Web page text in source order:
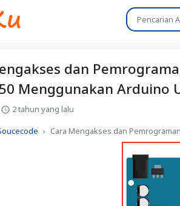
dan
Menggunakan Arduino
2 tahun yang lalu
Cara Mengakses dan